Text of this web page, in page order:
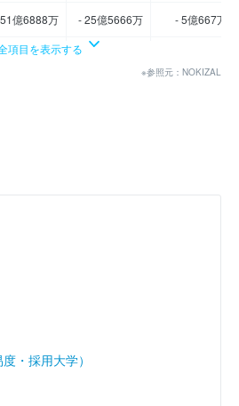
億6888万 - 25億5666万 - 5億667万
44億8327万 - 23億7226万
- 382.19 - 85.58 - 6.4
項目を表示する
※参照元：NOKIZAL
・採用大学）